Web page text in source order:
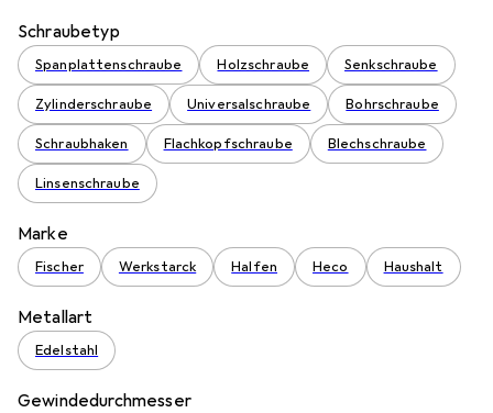
Schraubetyp
Spanplattenschraube Holzschraube Senkschraube
Zylinderschraube Universalschraube Bohrschraube
Schraubhaken Flachkopfschraube Blechschraube
Linsenschraube
Marke
Fischer Werkstarck Halfen Heco Haushalt
Metallart
Edelstahl
Gewindedurchmesser